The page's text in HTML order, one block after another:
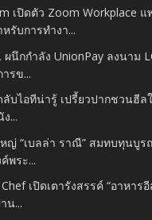
เปิดตัว Zoom Workplace
หรับการทำงา...
ผนึกกำลัง UnionPay ลงนาม
ารข...
ลับไอทีน่ารู้ เปรี้ยวปากชวนฮีล
...
ญ่ “เบลล่า ราณี” สมทบทุนบู
พระ...
เปิดเตารังสรรค์ “อาหาร
น...